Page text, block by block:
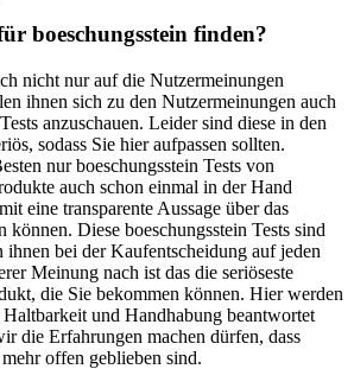
boeschungsstein finden?
nicht nur auf die Nutzermeinungen
ihnen sich zu den Nutzermeinungen auch
anzuschauen. Leider sind diese in den
sodass Sie hier aufpassen sollten.
nur boeschungsstein Tests von
auch schon einmal in der Hand
eine transparente Aussage über das
können. Diese boeschungsstein Tests sind
ihnen bei der Kaufentscheidung auf jeden
Meinung nach ist das die seriöseste
die Sie bekommen können. Hier werden
und Handhabung beantwortet
die Erfahrungen machen dürfen, dass
offen geblieben sind.